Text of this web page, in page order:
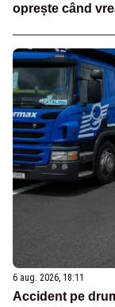
oprește când
6 aug. 2026, 18:11
Accident pe